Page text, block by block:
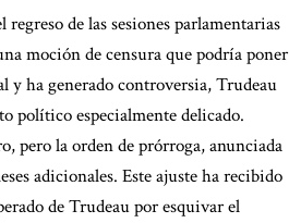
de las sesiones parlamentarias
moción de censura que podría poner
y ha generado controversia, Trudeau
político especialmente delicado.
pero la orden de prórroga, anunciada
adicionales. Este ajuste ha recibido
de Trudeau por esquivar el